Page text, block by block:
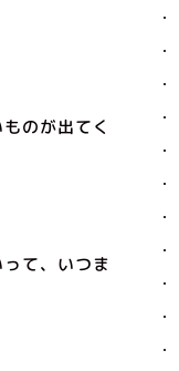
のが出てく
て、いつま